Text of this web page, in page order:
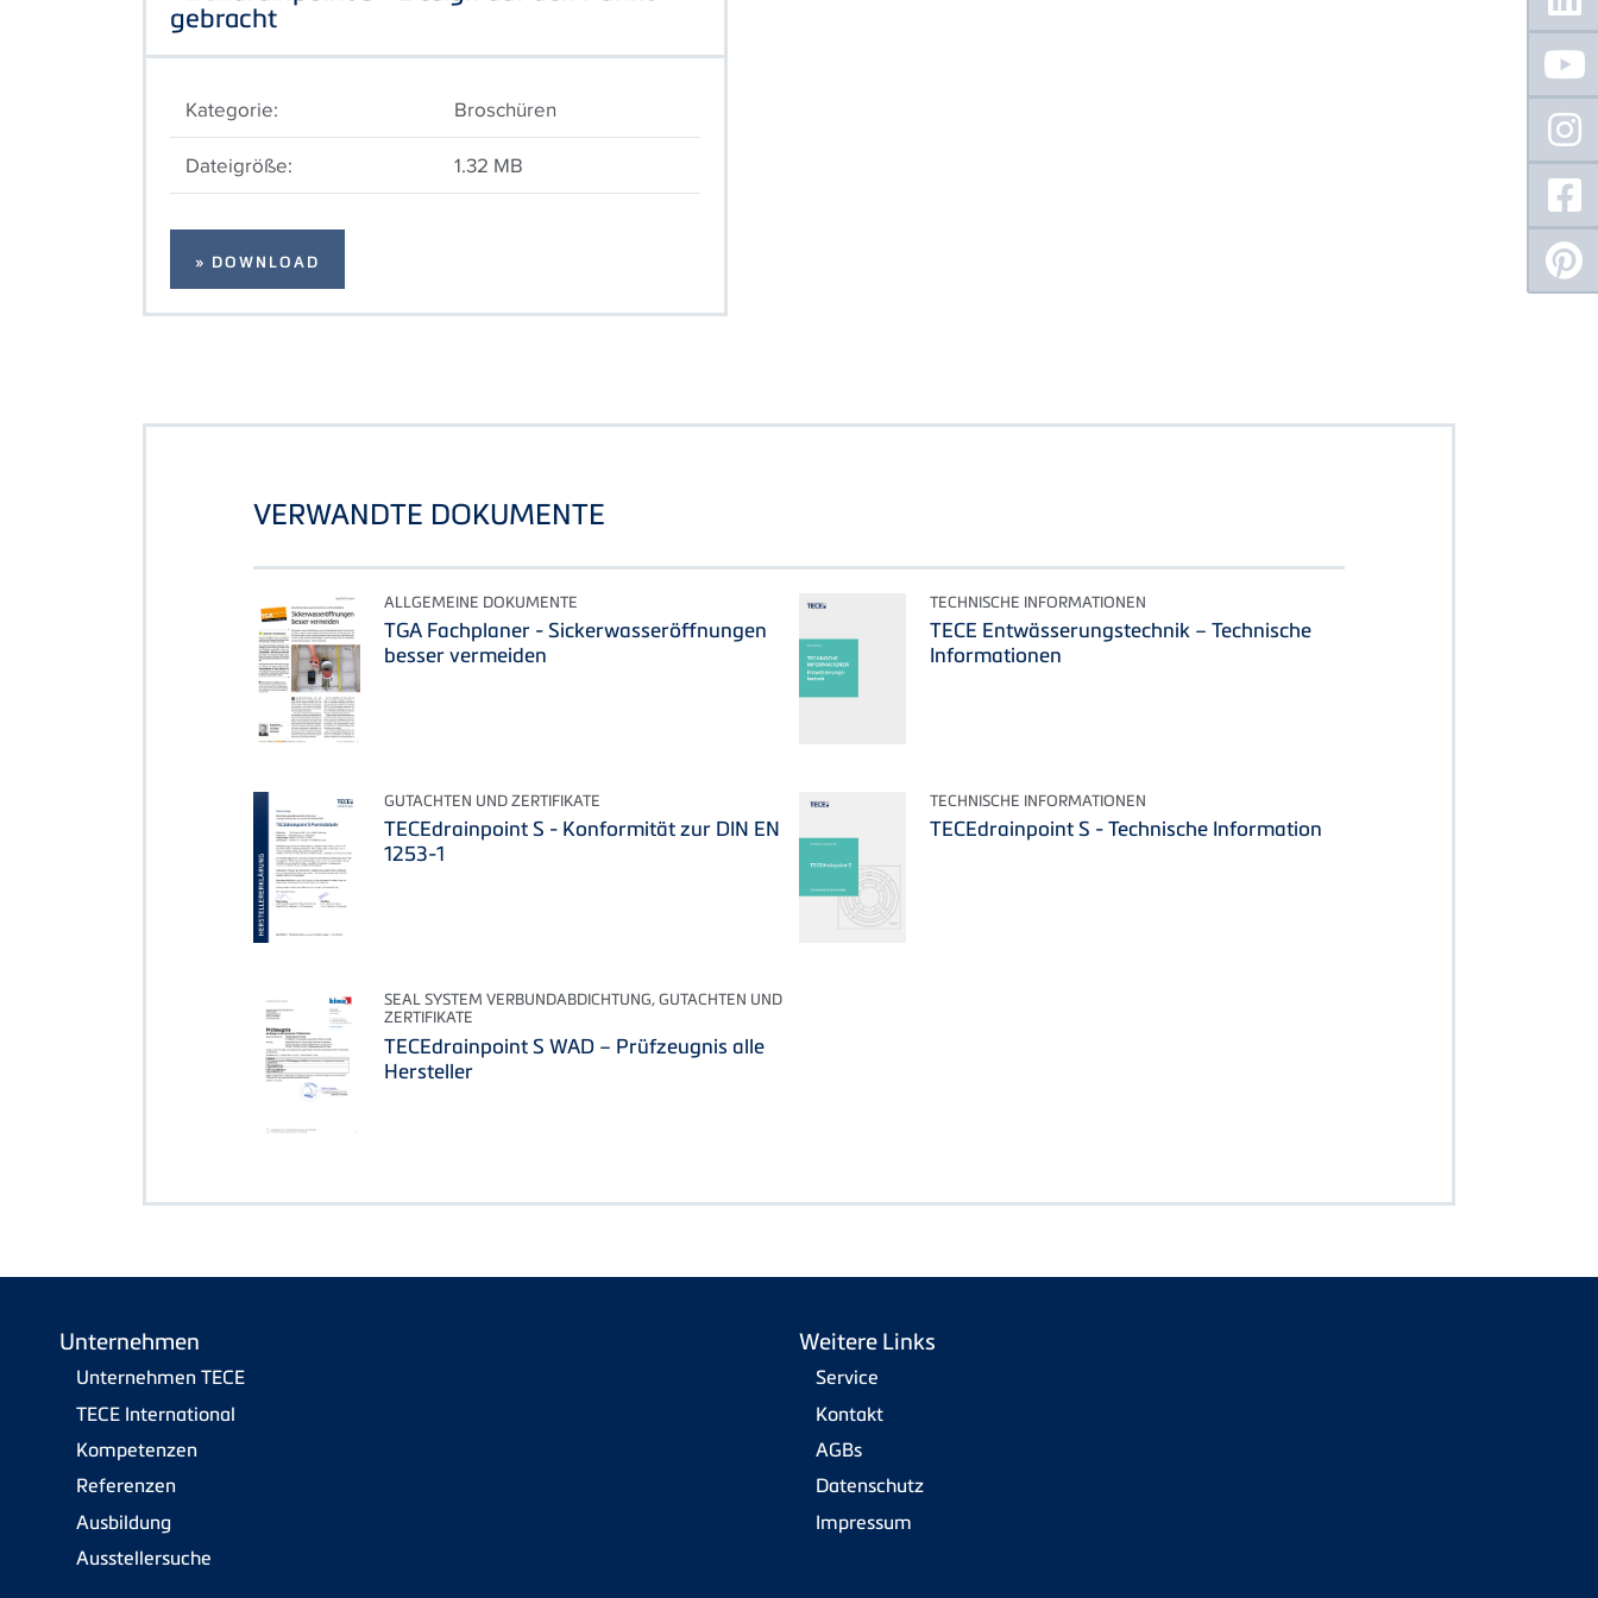
gebracht
Kategorie:
Broschüren
Dateigröße:
1.32 MB
» DOWNLOAD
VERWANDTE DOKUMENTE
ALLGEMEINE DOKUMENTE
TGA Fachplaner - Sickerwasseröffnungen
besser vermeiden
TECHNISCHE INFORMATIONEN
TECE Entwässerungstechnik – Technische
Informationen
GUTACHTEN UND ZERTIFIKATE
TECEdrainpoint S - Konformität zur DIN EN
1253-1
TECHNISCHE INFORMATIONEN
TECEdrainpoint S - Technische Information
SEAL SYSTEM VERBUNDABDICHTUNG, GUTACHTEN UND
ZERTIFIKATE
TECEdrainpoint S WAD – Prüfzeugnis alle
Hersteller
Unternehmen
Unternehmen TECE
TECE International
Kompetenzen
Referenzen
Ausbildung
Ausstellersuche
Weitere Links
Service
Kontakt
AGBs
Datenschutz
Impressum